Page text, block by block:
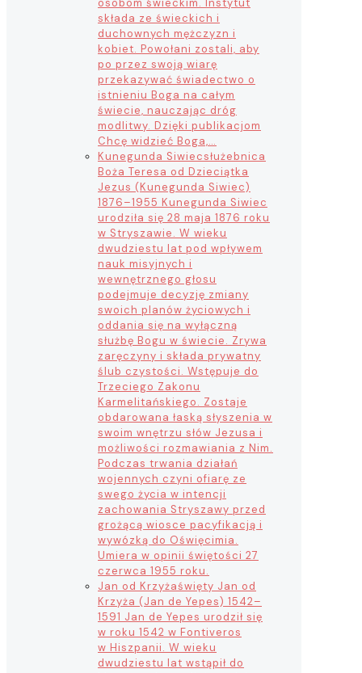
składa ze świeckich i
duchownych mężczyzn i
kobiet. Powołani zostali, aby
po przez swoją wiarę
przekazywać świadectwo o
istnieniu Boga na całym
świecie, nauczając dróg
modlitwy. Dzięki publikacjom
Chcę widzieć Boga,…
Kunegunda Siwiecsłużebnica
Boża Teresa od Dzieciątka
Jezus (Kunegunda Siwiec)
1876–1955 Kunegunda Siwiec
urodziła się 28 maja 1876 roku
w Stryszawie. W wieku
dwudziestu lat pod wpływem
nauk misyjnych i
wewnętrznego głosu
podejmuje decyzję zmiany
swoich planów życiowych i
oddania się na wyłączną
służbę Bogu w świecie. Zrywa
zaręczyny i składa prywatny
ślub czystości. Wstępuje do
Trzeciego Zakonu
Karmelitańskiego. Zostaje
obdarowana łaską słyszenia w
swoim wnętrzu słów Jezusa i
możliwości rozmawiania z Nim.
Podczas trwania działań
wojennych czyni ofiarę ze
swego życia w intencji
zachowania Stryszawy przed
grożącą wiosce pacyfikacją i
wywózką do Oświęcimia.
Umiera w opinii świętości 27
czerwca 1955 roku.
Jan od Krzyżaświęty Jan od
Krzyża (Jan de Yepes) 1542–
1591 Jan de Yepes urodził się
w roku 1542 w Fontiveros
w Hiszpanii. W wieku
dwudziestu lat wstąpił do